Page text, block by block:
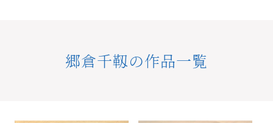
郷倉千靱の作品一覧